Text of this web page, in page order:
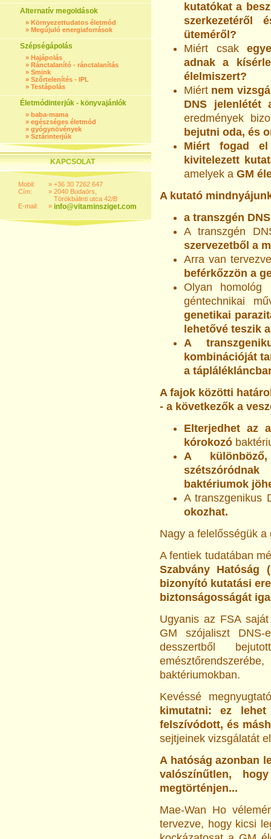
Alternatív megoldások
» Környezettudatos életmód
» Megújuló energiaforrások
Szépségápolás
» Hajápolás
» Ránctalanító - ránctalanítás
» Smink
» Szőrtelenítés - IPL
» Testápolás
Életmódinterjúk - könyvajánlók
» baba-mama
» egészséges életmód
» gyógynövények
» Sztárinterjúk
KAPCSOLAT
Mobil:
Cím:
E-mail:
»
»
»
+36 30 7262 647
2040 Budaörs,
Törökbálinti utca 42/B
info@vitaminsziget.com
kutatókat a
szerkezetéről
üteméről?
Miért csak
adnak a
élelmiszert?
Miért nem
DNS jelenlétét
eredmények
bejutni oda, és
Miért fogad
kivitelezett
amelyek a GM
A kutató
a transzgén
A transzgén
szervezetből a
Arra van
beférkőzzön a
Olyan homológ
géntechnikai
genetikai
lehetővé teszik
A
kombinációját
a
A fajok közötti
- a következők a
Elterjedhet az
kórokozó
A
baktériumok
A transzgenikus
okozhat.
Nagy a felelősségük
A fentiek tudatában
Szabvány Hatóság
bizonyító kutatási
biztonságosságát
Ugyanis az FSA
GM szójaliszt
desszertből
baktériumokban.
Kevéssé
kimutatni: ez
felszívódott, és
sejtjeinek vizsgálatát
A hatóság azonban
valószínűtlen,
megtörténjen...
Mae-Wan Ho
tervezve, hogy kicsi